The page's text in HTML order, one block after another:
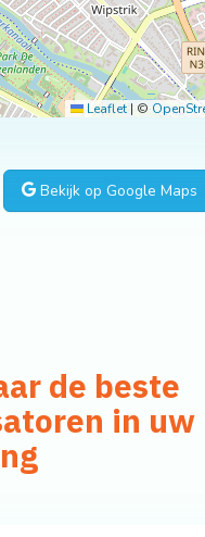
Leaflet |©
Bekijk op Google Maps
de beste
in uw